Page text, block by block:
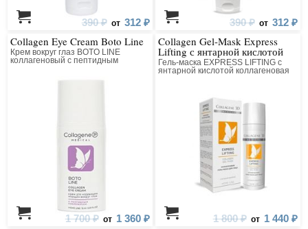
390 ₽ от 312 ₽ 390 ₽ от 312 ₽
Collagen Eye Cream Boto Line
Крем вокруг глаз BOTO LINE
коллагеновый с пептидным
1 700 ₽ от 1 360 ₽
Collagen Gel-Mask Express
Lifting с янтарной кислотой
Гель-маска EXPRESS LIFTING с
янтарной кислотой коллагеновая
1 800 ₽ от 1 440 ₽